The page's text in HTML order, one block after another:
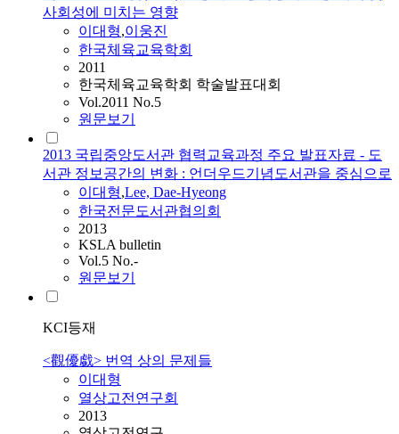
사회성에 미치는 영향
이대형,이웅진
한국체육교육학회
2011
한국체육교육학회 학술발표대회
Vol.2011 No.5
원문보기
2013 국립중앙도서관 협력교육과정 주요 발표자료 - 도
서관 정보공간의 변화 : 언더우드기념도서관을 중심으로
이대형,Lee, Dae-Hyeong
한국전문도서관협의회
2013
KSLA bulletin
Vol.5 No.-
원문보기
KCI등재
<觀優戱> 번역 상의 문제들
이대형
열상고전연구회
2013